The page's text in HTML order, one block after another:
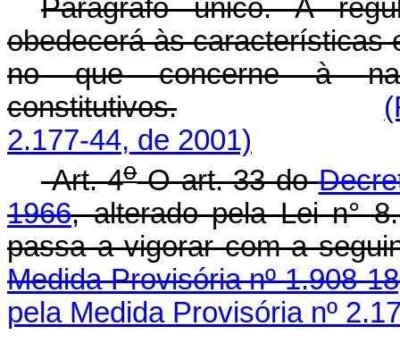
Parágrafo único. A
obedecerá às características
no que concerne à
constitutivos.
2.177-44, de 2001)
Art. 4oO art. 33 do
1966, alterado pela Lei n°
passa a vigorar com a
Medida Provisória nº 1.908-
pela Medida Provisória nº